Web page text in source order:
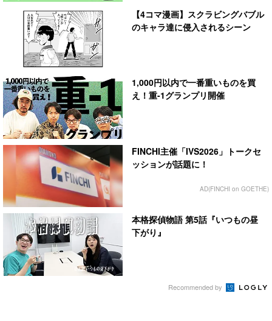
【4コマ漫画】スクラビングバブル
のキャラ達に侵入されるシーン
1,000円以内で一番重いものを買
え！重-1グランプリ開催
FINCHI主催「IVS2026」トークセ
ッションが話題に！
AD(FINCHI on GOETHE)
本格探偵物語 第5話『いつもの昼
下がり』
Recommended by